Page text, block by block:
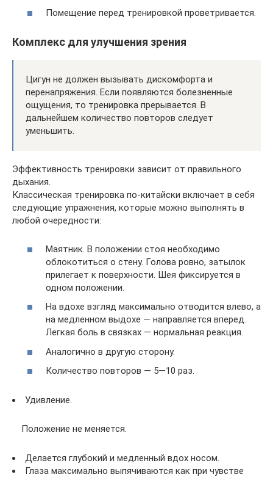
Помещение перед тренировкой проветривается.
Комплекс для улучшения зрения
Цигун не должен вызывать дискомфорта и
перенапряжения. Если появляются болезненные
ощущения, то тренировка прерывается. В
дальнейшем количество повторов следует
уменьшить.
Эффективность тренировки зависит от правильного
дыхания.
Классическая тренировка по-китайски включает в себя
следующие упражнения, которые можно выполнять в
любой очередности:
Маятник. В положении стоя необходимо
облокотиться о стену. Голова ровно, затылок
прилегает к поверхности. Шея фиксируется в
одном положении.
На вдохе взгляд максимально отводится влево, а
на медленном выдохе — направляется вперед.
Легкая боль в связках — нормальная реакция.
Аналогично в другую сторону.
Количество повторов — 5—10 раз.
Удивление.
Положение не меняется.
Делается глубокий и медленный вдох носом.
Глаза максимально выпячиваются как при чувстве